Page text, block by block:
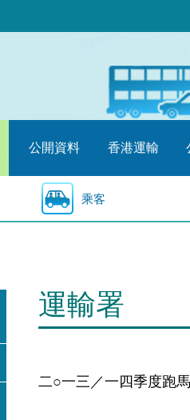
公開資料 香港運輸
乘客
運輸署
二○一三／一四季度跑